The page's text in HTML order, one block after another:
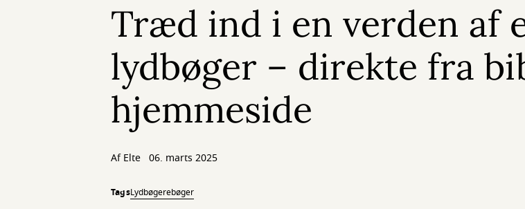
Træd ind i en verden af
lydbøger – direkte fra
hjemmeside
AfElte 06. marts 2025
TagsLydbøgerebøger